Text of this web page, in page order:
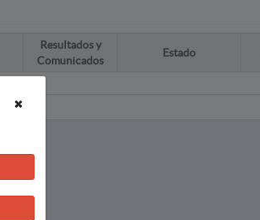
Resultados y
Comunicados
Estado